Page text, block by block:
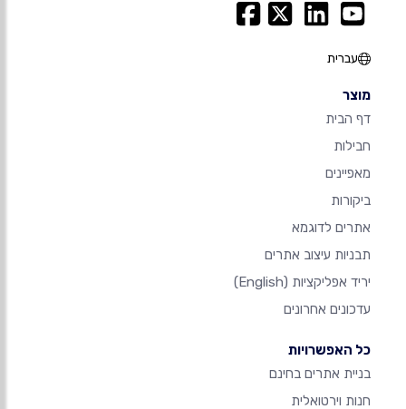
עברית
מוצר
דף הבית
חבילות
מאפיינים
ביקורות
אתרים לדוגמא
תבניות עיצוב אתרים
יריד אפליקציות (English)
עדכונים אחרונים
כל האפשרויות
בניית אתרים בחינם
חנות וירטואלית